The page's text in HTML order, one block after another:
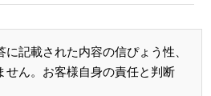
記載された内容の信ぴょう性、
せん。お客様自身の責任と判断